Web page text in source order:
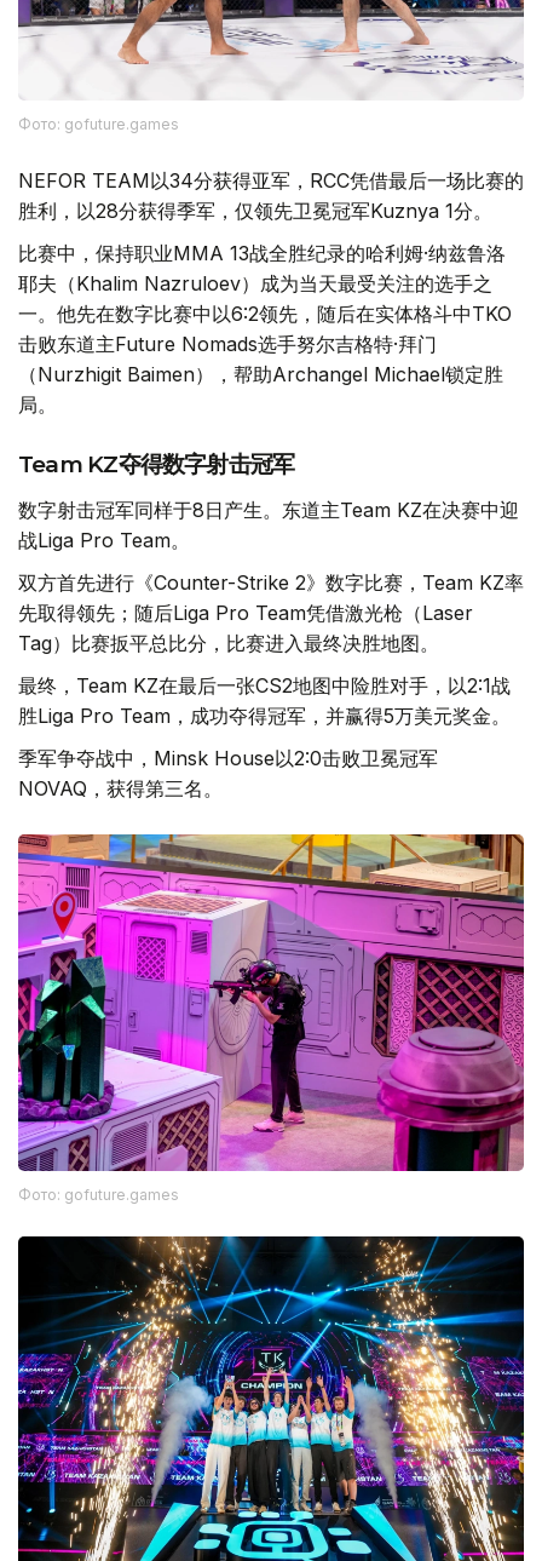
Фото: gofuture.games
NEFOR TEAM以34分获得亚军，RCC凭借最后一场比赛的
胜利，以28分获得季军，仅领先卫冕冠军Kuznya 1分。
比赛中，保持职业MMA 13战全胜纪录的哈利姆·纳兹鲁洛
耶夫（Khalim Nazruloev）成为当天最受关注的选手之
一。他先在数字比赛中以6:2领先，随后在实体格斗中TKO
击败东道主Future Nomads选手努尔吉格特·拜门
（Nurzhigit Baimen），帮助Archangel Michael锁定胜
局。
Team KZ夺得数字射击冠军
数字射击冠军同样于8日产生。东道主Team KZ在决赛中迎
战Liga Pro Team。
双方首先进行《Counter-Strike 2》数字比赛，Team KZ率
先取得领先；随后Liga Pro Team凭借激光枪（Laser
Tag）比赛扳平总比分，比赛进入最终决胜地图。
最终，Team KZ在最后一张CS2地图中险胜对手，以2:1战
胜Liga Pro Team，成功夺得冠军，并赢得5万美元奖金。
季军争夺战中，Minsk House以2:0击败卫冕冠军
NOVAQ，获得第三名。
Фото: gofuture.games